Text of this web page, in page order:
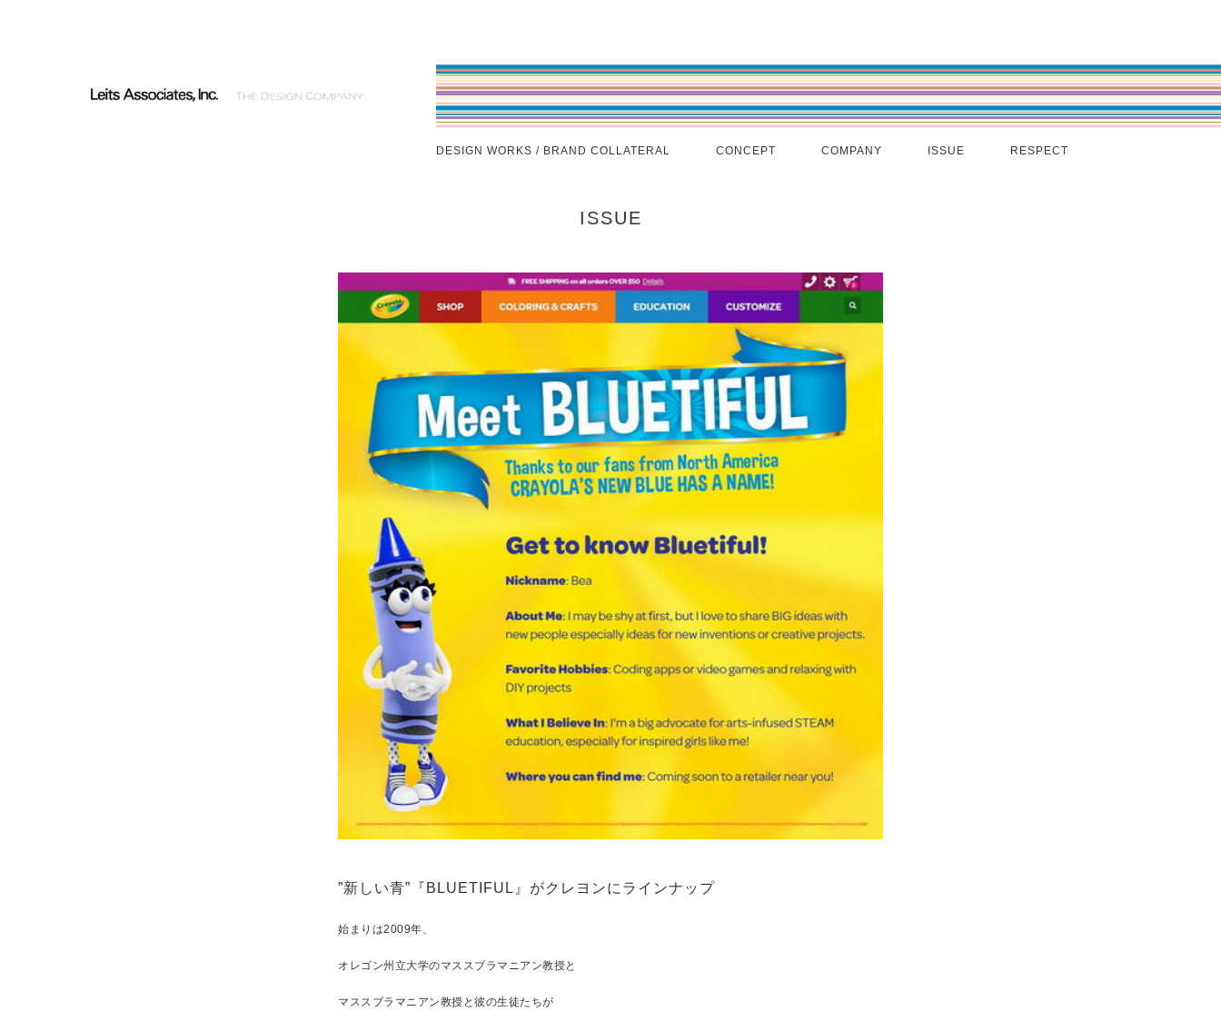
DESIGN WORKS / BRAND COLLATERAL CONCEPT COMPANY ISSUE RESPECT
ISSUE
”新しい青”『BLUETIFUL』がクレヨンにラインナップ
始まりは2009年、
オレゴン州立大学のマススブラマニアン教授と
マススブラマニアン教授と彼の生徒たちが